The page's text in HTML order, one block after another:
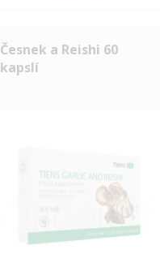
Česnek a Reishi 60
kapslí